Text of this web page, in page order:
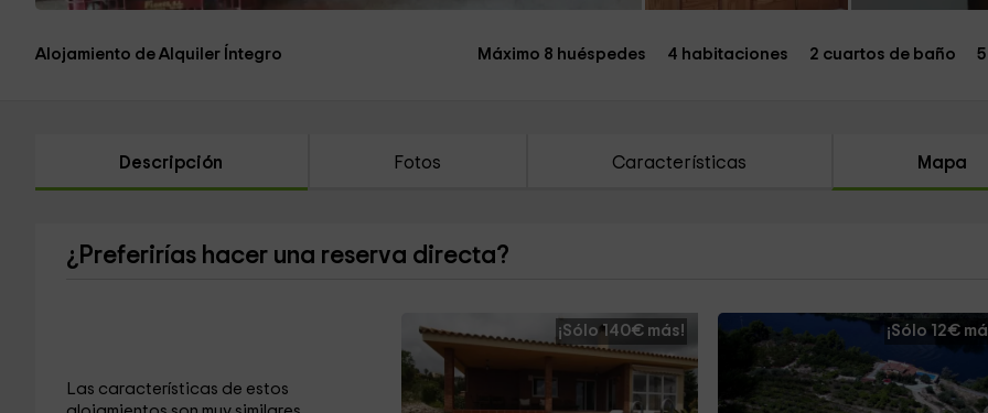
Alojamiento de Alquiler Íntegro Máximo 8 huéspedes 4 habitaciones 2 cuartos de baño
Descripción Fotos Características Mapa
¿Preferirías hacer una reserva directa?
Las características de estos
¡Sólo 140€ más! ¡Sólo 12€